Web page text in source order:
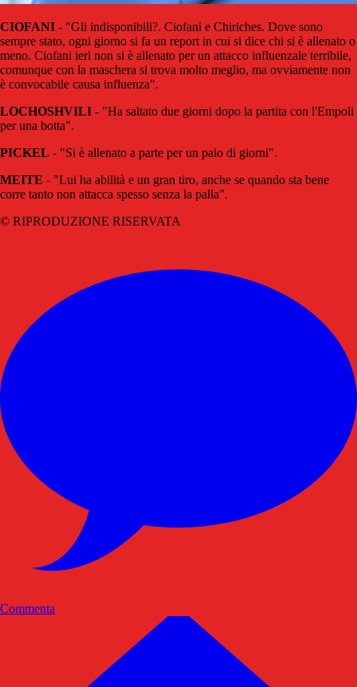
CIOFANI - "Gli indisponibili?. Ciofani e Chiriches. Dove sono
sempre stato, ogni giorno si fa un report in cui si dice chi si è allenato o
meno. Ciofani ieri non si è allenato per un attacco influenzale terribile,
comunque con la maschera si trova molto meglio, ma ovviamente non
è convocabile causa influenza".
LOCHOSHVILI - "Ha saltato due giorni dopo la partita con l'Empoli
per una botta".
PICKEL - "Si è allenato a parte per un paio di giorni".
MEITE - "Lui ha abilità e un gran tiro, anche se quando sta bene
corre tanto non attacca spesso senza la palla".
© RIPRODUZIONE RISERVATA
Commenta